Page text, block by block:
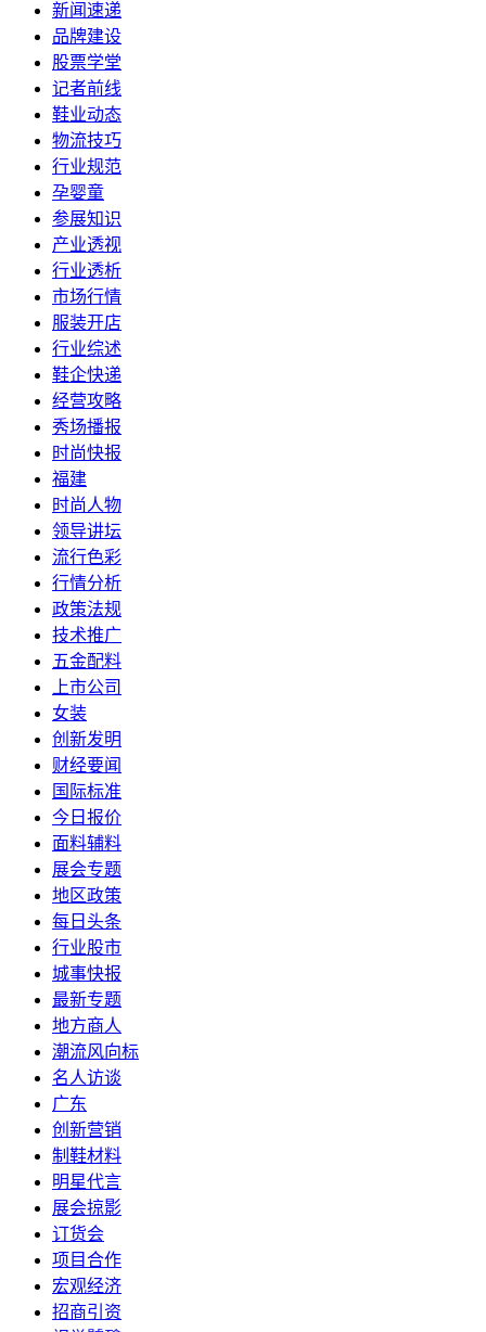
新闻速递
品牌建设
股票学堂
记者前线
鞋业动态
物流技巧
行业规范
孕婴童
参展知识
产业透视
行业透析
市场行情
服装开店
行业综述
鞋企快递
经营攻略
秀场播报
时尚快报
福建
时尚人物
领导讲坛
流行色彩
行情分析
政策法规
技术推广
五金配料
上市公司
女装
创新发明
财经要闻
国际标准
今日报价
面料辅料
展会专题
地区政策
每日头条
行业股市
城事快报
最新专题
地方商人
潮流风向标
名人访谈
广东
创新营销
制鞋材料
明星代言
展会掠影
订货会
项目合作
宏观经济
招商引资